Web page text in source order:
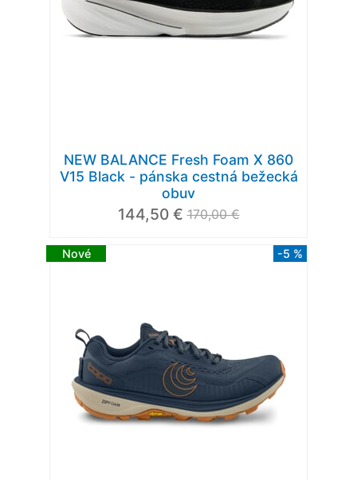
NEW BALANCE Fresh Foam X 860
V15 Black - pánska cestná bežecká
obuv
144,50 € 170,00 €
Nové -5 %